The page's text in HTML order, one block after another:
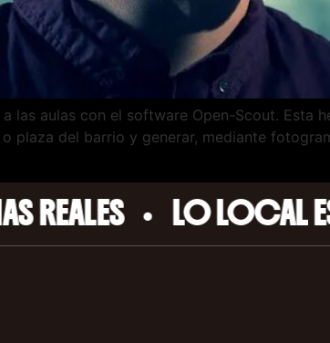
las aulas con el software Open-Scout. Esta
plaza del barrio y generar, mediante
• LO LOCAL ES